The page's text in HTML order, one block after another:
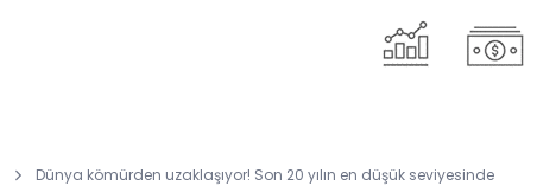
Dünya kömürden uzaklaşıyor! Son 20 yılın en düşük seviyesinde